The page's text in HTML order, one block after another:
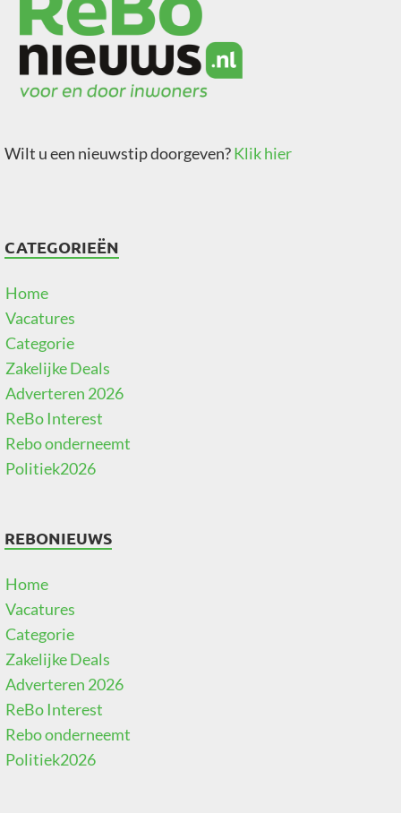
Wilt u een nieuwstip doorgeven?Klik hier
CATEGORIEËN
Home
Vacatures
Categorie
Zakelijke Deals
Adverteren 2026
ReBo Interest
Rebo onderneemt
Politiek2026
REBONIEUWS
Home
Vacatures
Categorie
Zakelijke Deals
Adverteren 2026
ReBo Interest
Rebo onderneemt
Politiek2026